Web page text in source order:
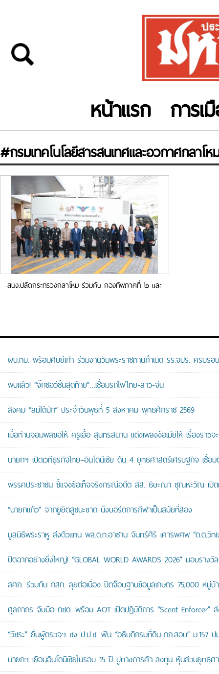
หน้าแรก การเ
#กรมเทคโนโลยีสารสนเทศและอวกาศกลาโห
สนง.ปลัดกระทรวงกลาโหม ร่วมกับ กองทัพภาคที่ ๒ และ
ผบ.ทบ. พร้อมศิษย์เก่า ร่วมงานวันพระราชทานกำเนิด รร.จปร. ครบ
พบแล้ว! “จิ๊กซอว์ชิ้นสุดท้าย”…เชื่อมรถไฟไทย-ลาว-จีน
สังคม “ลมใต้ปีก” ประจำวันพุธที่ 5 สิงหาคม พุทธศักราช 2569
เมื่อท่านจอมพลขอให้ ครูเอื้อ สุนทรสนาน แต่งเพลงง้อเมียให้ เรื่องราวจะ
นายกฯ เปิดเวทีธุรกิจไทย–อินโดนีเซีย ดัน 4 ยุทธศาสตร์เศรษฐกิจ เ
พรรคประชาชน ชี้แจงข้อเท็จจริงกรณีอดีต สส. ธิษะณา ชุณหะวัณ เปิด
“นายกแก้ว” จากยูยิตสูชนะขาด นั่งบอร์ดการกีฬาเป็นสมัยที่สอง
มูลนิธิพระราหู ส่งตัวแทน พล.ต.ท.อาชาน จันทร์ศิริ เคารพศพ “ด.ต.วิท
ปิดฉากอย่างยิ่งใหญ่! “GLOBAL WORLD AWARDS 2026” มอบรา
สศก. ร่วมกับ กสก. ลุยต่อเนื่อง ปิดจ๊อบฐานข้อมูลเกษตร 75,000 หมู่
ศุลกากร จับมือ ตชด. พร้อม AOT เปิดปฏิบัติการ “Scent Enforcer”
“วัชระ” ยื่นผู้ตรวจฯ ชง ป.ป.ช. ฟัน “อธิบดีกรมที่ดิน-กก.สอบ” ม.157 ป
นายกฯ เยือนอินโดนีเซียในรอบ 15 ปี ปูทางการค้า-ลงทุน หุ้นส่วนยุทธศ